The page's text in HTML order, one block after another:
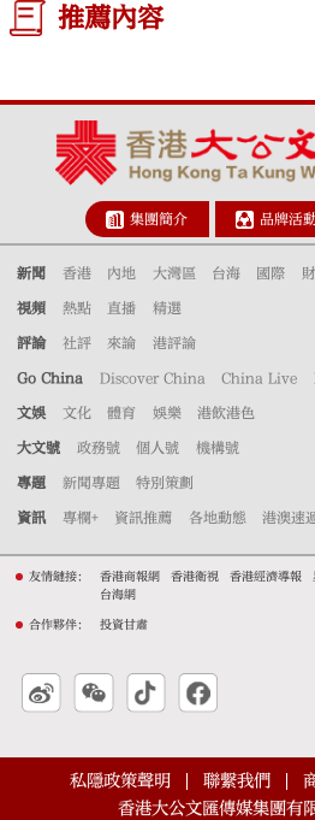
推薦內容
集團簡介 品牌活
新聞 香港 內地 大灣區 台海 國際
視頻 熱點 直播 精選
評論 社評 來論 港評論
Go China Discover China China Live
文娛 文化 體育 娛樂 港飲港色
大文號 政務號 個人號 機構號
專題 新聞專題 特別策劃
資訊 專欄+ 資訊推薦 各地動態 港澳速
友情鏈接： 香港商報網 香港衛視 香港經濟導報
台海網
合作夥伴： 投資甘肅
私隱政策聲明 聯繫我們
香港大公文匯傳媒集團有